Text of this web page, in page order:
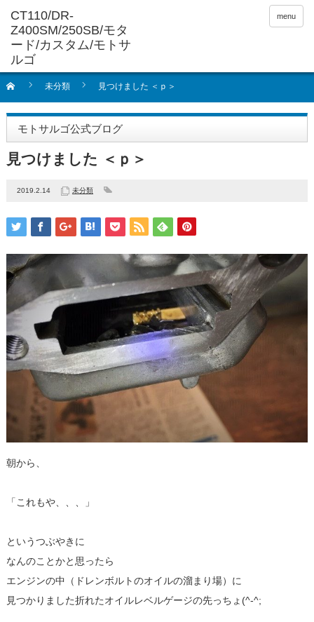
menu
未分類 見つけました ＜ｐ＞
モトサルゴ公式ブログ
見つけました ＜ｐ＞
2019.2.14 未分類
朝から、
「これもや、、、」
というつぶやきに
なんのことかと思ったら
エンジンの中（ドレンボルトのオイルの溜まり場）に
見つかりました折れたオイルレベルゲージの先っちょ(^-^;